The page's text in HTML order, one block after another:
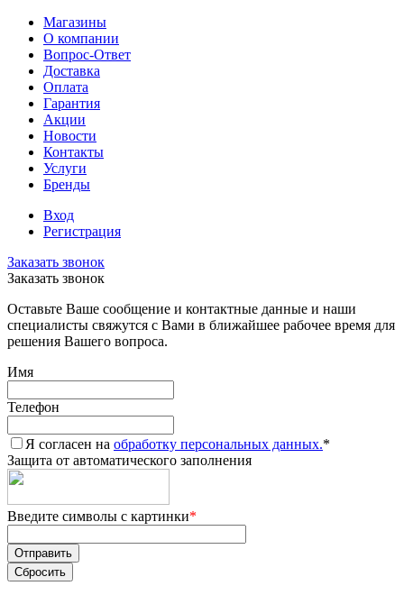
Магазины
О компании
Вопрос-Ответ
Доставка
Оплата
Гарантия
Акции
Новости
Контакты
Услуги
Бренды
Вход
Регистрация
Заказать звонок
Заказать звонок
Оставьте Ваше сообщение и контактные данные и наши
специалисты свяжутся с Вами в ближайшее рабочее время для
решения Вашего вопроса.
Имя
Телефон
Я согласен на обработку персональных данных.*
Защита от автоматического заполнения
Введите символы с картинки*